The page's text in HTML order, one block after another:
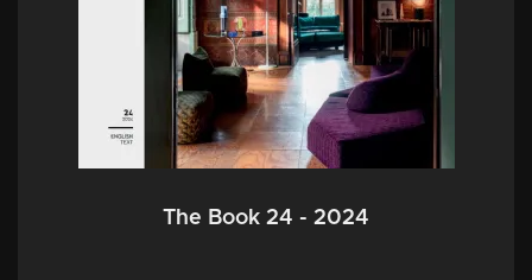
The Book 24 - 2024